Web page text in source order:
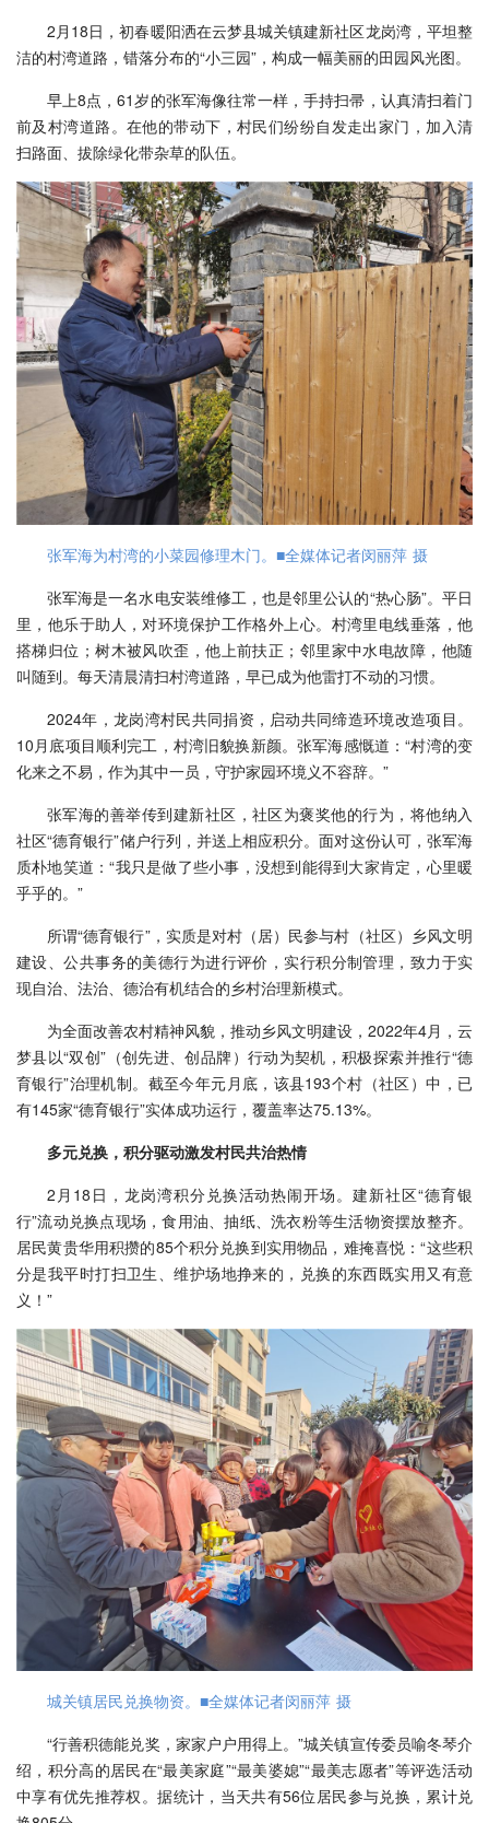
2月18日，初春暖阳洒在云梦县城关镇建新社区龙岗湾，平坦整
洁的村湾道路，错落分布的“小三园”，构成一幅美丽的田园风光图。
早上8点，61岁的张军海像往常一样，手持扫帚，认真清扫着门
前及村湾道路。在他的带动下，村民们纷纷自发走出家门，加入清
扫路面、拔除绿化带杂草的队伍。
张军海为村湾的小菜园修理木门。■全媒体记者闵丽萍 摄
张军海是一名水电安装维修工，也是邻里公认的“热心肠”。平日
里，他乐于助人，对环境保护工作格外上心。村湾里电线垂落，他
搭梯归位；树木被风吹歪，他上前扶正；邻里家中水电故障，他随
叫随到。每天清晨清扫村湾道路，早已成为他雷打不动的习惯。
2024年，龙岗湾村民共同捐资，启动共同缔造环境改造项目。
10月底项目顺利完工，村湾旧貌换新颜。张军海感慨道：“村湾的变
化来之不易，作为其中一员，守护家园环境义不容辞。”
张军海的善举传到建新社区，社区为褒奖他的行为，将他纳入
社区“德育银行”储户行列，并送上相应积分。面对这份认可，张军海
质朴地笑道：“我只是做了些小事，没想到能得到大家肯定，心里暖
乎乎的。”
所谓“德育银行”，实质是对村（居）民参与村（社区）乡风文明
建设、公共事务的美德行为进行评价，实行积分制管理，致力于实
现自治、法治、德治有机结合的乡村治理新模式。
为全面改善农村精神风貌，推动乡风文明建设，2022年4月，云
梦县以“双创”（创先进、创品牌）行动为契机，积极探索并推行“德
育银行”治理机制。截至今年元月底，该县193个村（社区）中，已
有145家“德育银行”实体成功运行，覆盖率达75.13%。
多元兑换，积分驱动激发村民共治热情
2月18日，龙岗湾积分兑换活动热闹开场。建新社区“德育银
行”流动兑换点现场，食用油、抽纸、洗衣粉等生活物资摆放整齐。
居民黄贵华用积攒的85个积分兑换到实用物品，难掩喜悦：“这些积
分是我平时打扫卫生、维护场地挣来的，兑换的东西既实用又有意
义！”
城关镇居民兑换物资。■全媒体记者闵丽萍 摄
“行善积德能兑奖，家家户户用得上。”城关镇宣传委员喻冬琴介
绍，积分高的居民在“最美家庭”“最美婆媳”“最美志愿者”等评选活动
中享有优先推荐权。据统计，当天共有56位居民参与兑换，累计兑